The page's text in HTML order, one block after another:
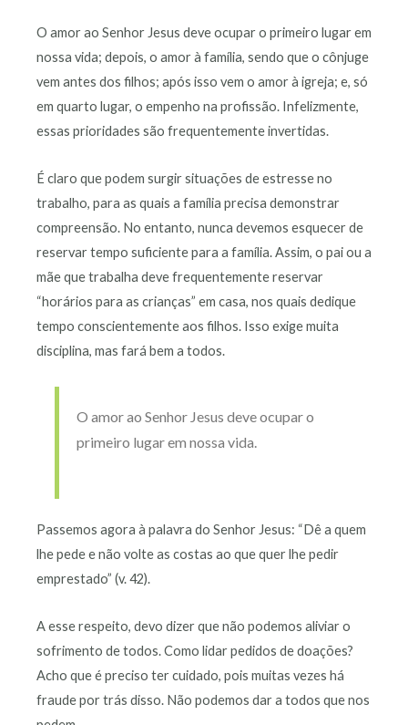
O amor ao Senhor Jesus deve ocupar o primeiro lugar em
nossa vida; depois, o amor à família, sendo que o cônjuge
vem antes dos filhos; após isso vem o amor à igreja; e, só
em quarto lugar, o empenho na profissão. Infelizmente,
essas prioridades são frequentemente invertidas.
É claro que podem surgir situações de estresse no
trabalho, para as quais a família precisa demonstrar
compreensão. No entanto, nunca devemos esquecer de
reservar tempo suficiente para a família. Assim, o pai ou a
mãe que trabalha deve frequentemente reservar
“horários para as crianças” em casa, nos quais dedique
tempo conscientemente aos filhos. Isso exige muita
disciplina, mas fará bem a todos.
O amor ao Senhor Jesus deve ocupar o
primeiro lugar em nossa vida.
Passemos agora à palavra do Senhor Jesus: “Dê a quem
lhe pede e não volte as costas ao que quer lhe pedir
emprestado” (v. 42).
A esse respeito, devo dizer que não podemos aliviar o
sofrimento de todos. Como lidar pedidos de doações?
Acho que é preciso ter cuidado, pois muitas vezes há
fraude por trás disso. Não podemos dar a todos que nos